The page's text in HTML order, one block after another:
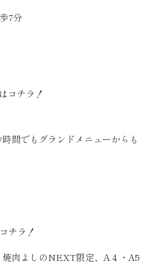
7分
コチラ！
間でもグランドメニューからも
コチラ！
焼肉よしのNEXT限定、A４・A5